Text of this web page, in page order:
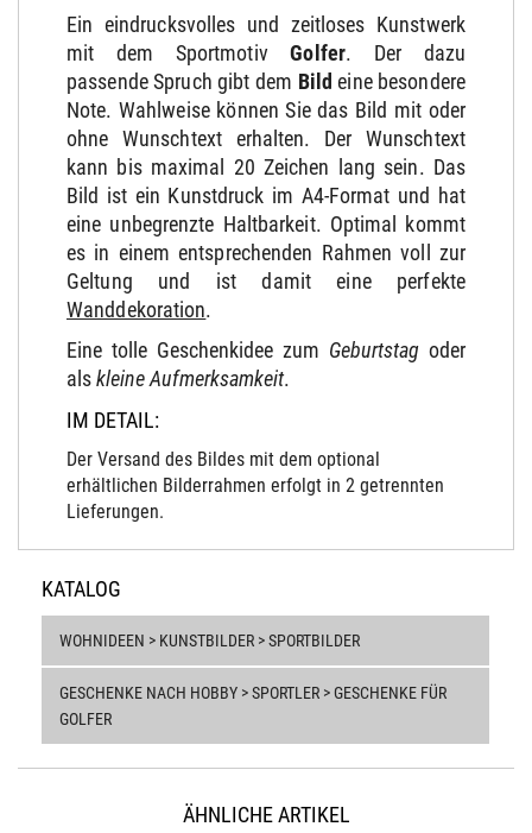
Ein eindrucksvolles und zeitloses Kunstwerk
mit dem SportmotivGolfer. Der dazu
passende Spruch gibt dem Bild eine besondere
Note. Wahlweise können Sie das Bild mit oder
ohne Wunschtext erhalten. Der Wunschtext
kann bis maximal 20 Zeichen lang sein. Das
Bild ist ein Kunstdruck im A4-Format und hat
eine unbegrenzte Haltbarkeit. Optimal kommt
es in einem entsprechenden Rahmen voll zur
Geltung und ist damit eine perfekte
Wanddekoration.
Eine tolle Geschenkidee zum Geburtstag oder
alskleine Aufmerksamkeit.
IM DETAIL:
Der Versand des Bildes mit dem optional
erhältlichen Bilderrahmen erfolgt in 2 getrennten
Lieferungen.
KATALOG
WOHNIDEEN > KUNSTBILDER > SPORTBILDER
GESCHENKE NACH HOBBY > SPORTLER > GESCHENKE FÜR
GOLFER
ÄHNLICHE ARTIKEL